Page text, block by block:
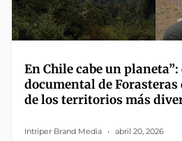
En Chile cabe un
documental de Forasteras
de los territorios más
Intriper Brand Media abril 20, 2026